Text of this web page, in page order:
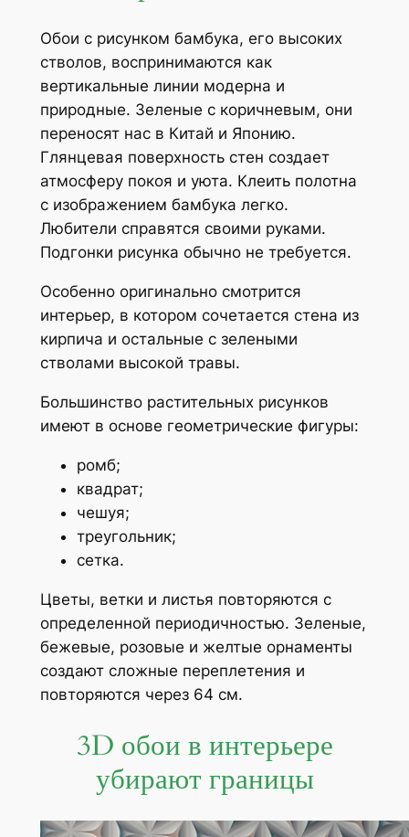
Обои с рисунком бамбука, его высоких
стволов, воспринимаются как
вертикальные линии модерна и
природные. Зеленые с коричневым, они
переносят нас в Китай и Японию.
Глянцевая поверхность стен создает
атмосферу покоя и уюта. Клеить полотна
с изображением бамбука легко.
Любители справятся своими руками.
Подгонки рисунка обычно не требуется.
Особенно оригинально смотрится
интерьер, в котором сочетается стена из
кирпича и остальные с зелеными
стволами высокой травы.
Большинство растительных рисунков
имеют в основе геометрические фигуры:
ромб;
квадрат;
чешуя;
треугольник;
сетка.
Цветы, ветки и листья повторяются с
определенной периодичностью. Зеленые,
бежевые, розовые и желтые орнаменты
создают сложные переплетения и
повторяются через 64 см.
3D обои в интерьере
убирают границы